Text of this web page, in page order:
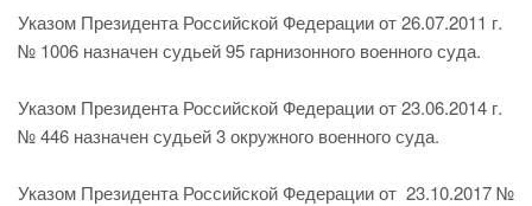
Указом Президента Российской Федерации от 26.07.2011 г.
№ 1006 назначен судьей 95 гарнизонного военного суда.
Указом Президента Российской Федерации от 23.06.2014 г.
№ 446 назначен судьей 3 окружного военного суда.
Указом Президента Российской Федерации от 23.10.2017 №